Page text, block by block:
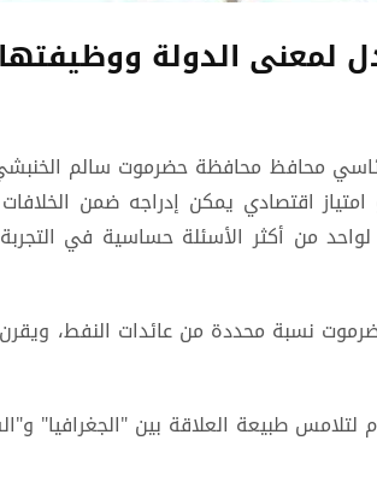
لمعنى الدولة
محافظ محافظة حضرموت سالم
اقتصادي يمكن إدراجه ضمن
من أكثر الأسئلة حساسية في
نسبة محددة من عائدات النفط، ويقرن
طبيعة العلاقة بين "الجغرافيا"